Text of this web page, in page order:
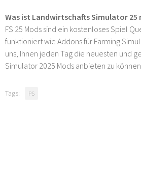
Was ist Landwirtschafts Simulator 25
FS 25 Mods sind ein kostenloses Spiel
funktioniert wie Addons für Farming
uns, Ihnen jeden Tag die neuesten und
Simulator 2025 Mods anbieten zu
Tags: PS